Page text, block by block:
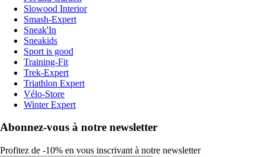
Slowood Interior
Smash-Expert
Sneak'In
Sneakids
Sport is good
Training-Fit
Trek-Expert
Triathlon Expert
Vélo-Store
Winter Expert
Abonnez-vous à notre newsletter
Profitez de -10% en vous inscrivant à notre newsletter